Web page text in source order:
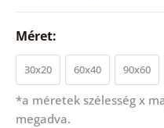
Méret:
30x20 60x40 90x60
*a méretek szélesség x
megadva.